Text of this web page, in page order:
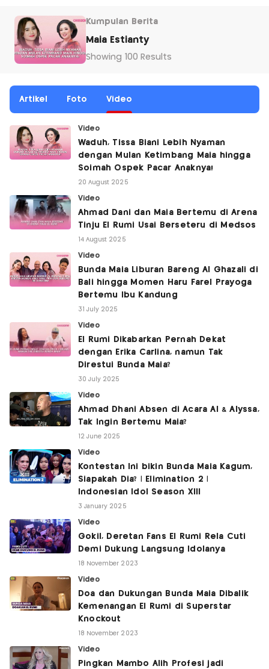
Kumpulan Berita
Maia Estianty
Showing 100 Results
Artikel Foto Video
Video
Waduh, Tissa Biani Lebih Nyaman
dengan Mulan Ketimbang Maia hingga
Soimah Ospek Pacar Anaknya!
20 August 2025
Video
Ahmad Dani dan Maia Bertemu di Arena
Tinju El Rumi Usai Berseteru di Medsos
14 August 2025
Video
Bunda Maia Liburan Bareng Al Ghazali di
Bali hingga Momen Haru Farel Prayoga
Bertemu Ibu Kandung
31 July 2025
Video
El Rumi Dikabarkan Pernah Dekat
dengan Erika Carlina, namun Tak
Direstui Bunda Maia?
30 July 2025
Video
Ahmad Dhani Absen di Acara Al & Alyssa,
Tak Ingin Bertemu Maia?
12 June 2025
Video
Kontestan Ini bikin Bunda Maia Kagum,
Siapakah Dia? | Elimination 2 |
Indonesian Idol Season XIII
3 January 2025
Video
Gokil, Deretan Fans El Rumi Rela Cuti
Demi Dukung Langsung Idolanya
18 November 2023
Video
Doa dan Dukungan Bunda Maia Dibalik
Kemenangan El Rumi di Superstar
Knockout
18 November 2023
Video
Pingkan Mambo Alih Profesi jadi